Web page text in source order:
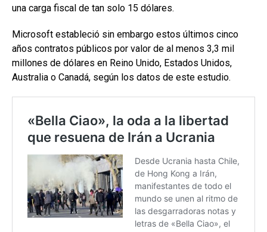
una carga fiscal de tan solo 15 dólares.
Microsoft estableció sin embargo estos últimos cinco
años contratos públicos por valor de al menos 3,3 mil
millones de dólares en Reino Unido, Estados Unidos,
Australia o Canadá, según los datos de este estudio.